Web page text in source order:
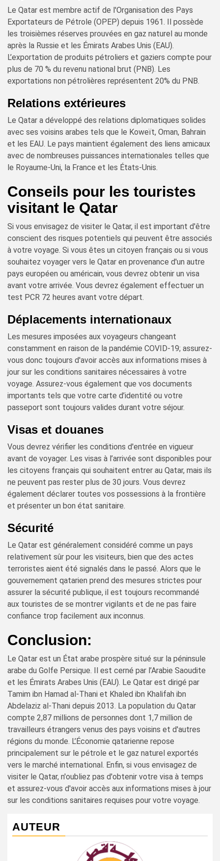
Le Qatar est membre actif de l'Organisation des Pays
Exportateurs de Pétrole (OPEP) depuis 1961. Il possède
les troisièmes réserves prouvées en gaz naturel au monde
après la Russie et les Émirats Arabes Unis (EAU).
L’exportation de produits pétroliers et gaziers compte pour
plus de 70 % du revenu national brut (PNB). Les
exportations non pétrolières représentent 20% du PNB.
Relations extérieures
Le Qatar a développé des relations diplomatiques solides
avec ses voisins arabes tels que le Koweït, Oman, Bahrain
et les EAU. Le pays maintient également des liens amicaux
avec de nombreuses puissances internationales telles que
le Royaume-Uni, la France et les États-Unis.
Conseils pour les touristes
visitant le Qatar
Si vous envisagez de visiter le Qatar, il est important d'être
conscient des risques potentiels qui peuvent être associés
à votre voyage. Si vous êtes un citoyen français ou si vous
souhaitez voyager vers le Qatar en provenance d'un autre
pays européen ou américain, vous devrez obtenir un visa
avant votre arrivée. Vous devrez également effectuer un
test PCR 72 heures avant votre départ.
Déplacements internationaux
Les mesures imposées aux voyageurs changeant
constamment en raison de la pandémie COVID-19; assurez-
vous donc toujours d'avoir accès aux informations mises à
jour sur les conditions sanitaires nécessaires à votre
voyage. Assurez-vous également que vos documents
importants tels que votre carte d’identité ou votre
passeport sont toujours valides durant votre séjour.
Visas et douanes
Vous devrez vérifier les conditions d'entrée en vigueur
avant de voyager. Les visas à l’arrivée sont disponibles pour
les citoyens français qui souhaitent entrer au Qatar, mais ils
ne peuvent pas rester plus de 30 jours. Vous devrez
également déclarer toutes vos possessions à la frontière
et présenter un bon état sanitaire.
Sécurité
Le Qatar est généralement considéré comme un pays
relativement sûr pour les visiteurs, bien que des actes
terroristes aient été signalés dans le passé. Alors que le
gouvernement qatarien prend des mesures strictes pour
assurer la sécurité publique, il est toujours recommandé
aux touristes de se montrer vigilants et de ne pas faire
confiance trop facilement aux inconnus.
Conclusion:
Le Qatar est un État arabe prospère situé sur la péninsule
arabe du Golfe Persique. Il est cerné par l’Arabie Saoudite
et les Émirats Arabes Unis (EAU). Le Qatar est dirigé par
Tamim ibn Hamad al-Thani et Khaled ibn Khalifah ibn
Abdelaziz al-Thani depuis 2013. La population du Qatar
compte 2,87 millions de personnes dont 1,7 million de
travailleurs étrangers venus des pays voisins et d'autres
régions du monde. L’Économie qatarienne repose
principalement sur le pétrole et le gaz naturel exportés
vers le marché international. Enfin, si vous envisagez de
visiter le Qatar, n'oubliez pas d'obtenir votre visa à temps
et assurez-vous d'avoir accès aux informations mises à jour
sur les conditions sanitaires requises pour votre voyage.
AUTEUR